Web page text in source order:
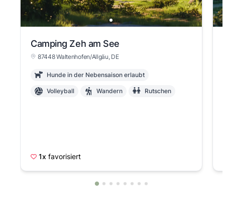
Camping Zeh am See
87448 Waltenhofen/Allgäu, DE
Hunde in der Nebensaison erlaubt
Volleyball Wandern Rutschen
1x favorisiert